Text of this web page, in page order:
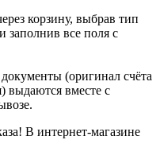
корзину, выбрав тип
заполнив все поля с
(оригинал счёта
выдаются вместе с
В интернет-магазине